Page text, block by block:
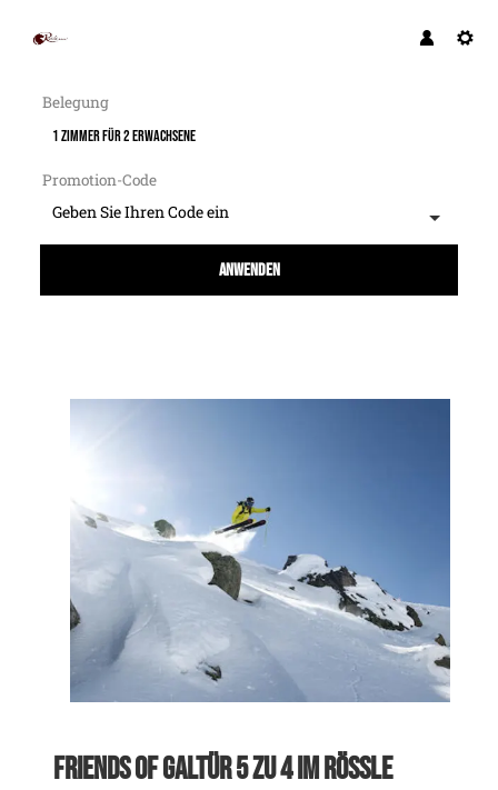
Belegung
1 Zimmerfür2 Erwachsene
Promotion-Code
Geben Sie Ihren Code ein
Anwenden
Friends of Galtür 5 zu 4 im Rössle